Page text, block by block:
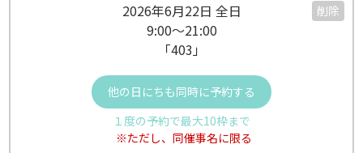
2026年6月22日 全日
9:00～21:00
「403」
削除
他の日にちも同時に予約する
１度の予約で最大10枠まで
※ただし、同催事名に限る